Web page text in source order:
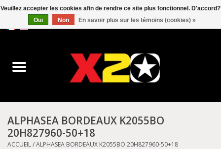
0 Articles - C$0.00
Converse
Kickers
ALPHASEA BORDEAUX K2055BO
20H827960-50+18
ACCUEIL/ALPHASEA BORDEAUX K2055BO 20H827960-50+18
Veuillez accepter les cookies afin de rendre ce site plus fonctionnel. D'accord?
Oui
Non En savoir plus sur les témoins (cookies) »